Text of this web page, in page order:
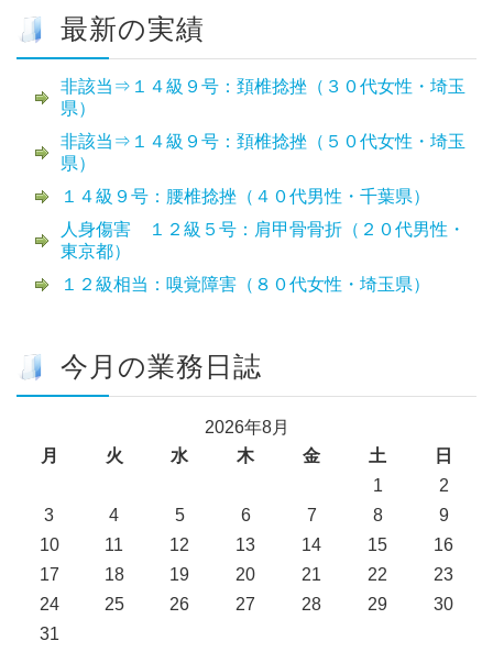
最新の実績
非該当⇒１４級９号：頚椎捻挫（３０代女性・埼玉
県）
非該当⇒１４級９号：頚椎捻挫（５０代女性・埼玉
県）
１４級９号：腰椎捻挫（４０代男性・千葉県）
人身傷害 １２級５号：肩甲骨骨折（２０代男性・
東京都）
１２級相当：嗅覚障害（８０代女性・埼玉県）
今月の業務日誌
2026年8月
月
火 水 木 金 土 日
1
2
3
4 5 6 7 8
9
10
11 12 13 14 15
16
17
18 19 20 21 22
23
24
25 26 27 28 29
30
31